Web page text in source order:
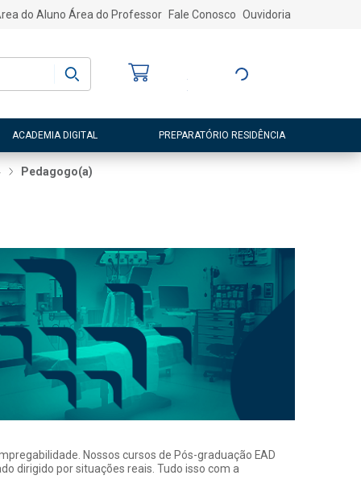
do Aluno Área do Professor Fale Conosco Ouvidoria
Entre ou Cadastre-
ACADEMIA DIGITAL PREPARATÓRIO RESIDÊNCIA
Pedagogo(a)
Nossos cursos de Pós-graduação EAD
dirigido por situações reais. Tudo isso com a